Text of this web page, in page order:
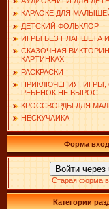
КАРАОКЕ ДЛЯ
ДЕТСКИЙ ФОЛЬКЛОР
ИГРЫ БЕЗ ПЛАНШЕТА
СКАЗОЧНАЯ
КАРТИНКАХ
РАСКРАСКИ
ПРИКЛЮЧЕНИЯ,
РЕБЕНОК НЕ ВЫРОС
КРОССВОРДЫ ДЛЯ
НЕСКУЧАЙКА
Форма
Войти через
Старая форма
Категории